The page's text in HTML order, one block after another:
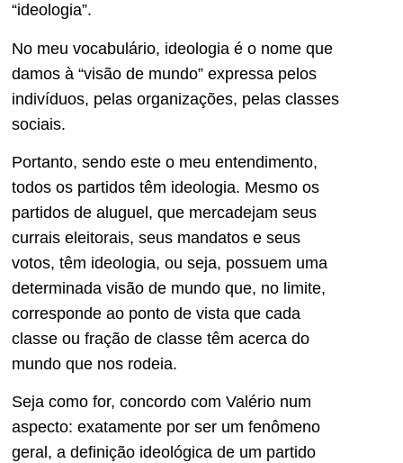
“ideologia”.
No meu vocabulário, ideologia é o nome que
damos à “visão de mundo” expressa pelos
indivíduos, pelas organizações, pelas classes
sociais.
Portanto, sendo este o meu entendimento,
todos os partidos têm ideologia. Mesmo os
partidos de aluguel, que mercadejam seus
currais eleitorais, seus mandatos e seus
votos, têm ideologia, ou seja, possuem uma
determinada visão de mundo que, no limite,
corresponde ao ponto de vista que cada
classe ou fração de classe têm acerca do
mundo que nos rodeia.
Seja como for, concordo com Valério num
aspecto: exatamente por ser um fenômeno
geral, a definição ideológica de um partido